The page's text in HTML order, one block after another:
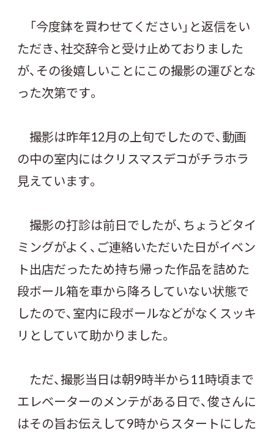
「今度鉢を買わせてください」と返信をい
ただき、社交辞令と受け止めておりました
が、その後嬉しいことにこの撮影の運びとな
った次第です。
撮影は昨年12月の上旬でしたので、動画
の中の室内にはクリスマスデコがチラホラ
見えています。
撮影の打診は前日でしたが、ちょうどタイ
ミングがよく、ご連絡いただいた日がイベン
ト出店だったため持ち帰った作品を詰めた
段ボール箱を車から降ろしていない状態で
したので、室内に段ボールなどがなくスッキ
リとしていて助かりました。
ただ、撮影当日は朝9時半から11時頃まで
エレベーターのメンテがある日で、俊さんに
はその旨お伝えして9時からスタートにした